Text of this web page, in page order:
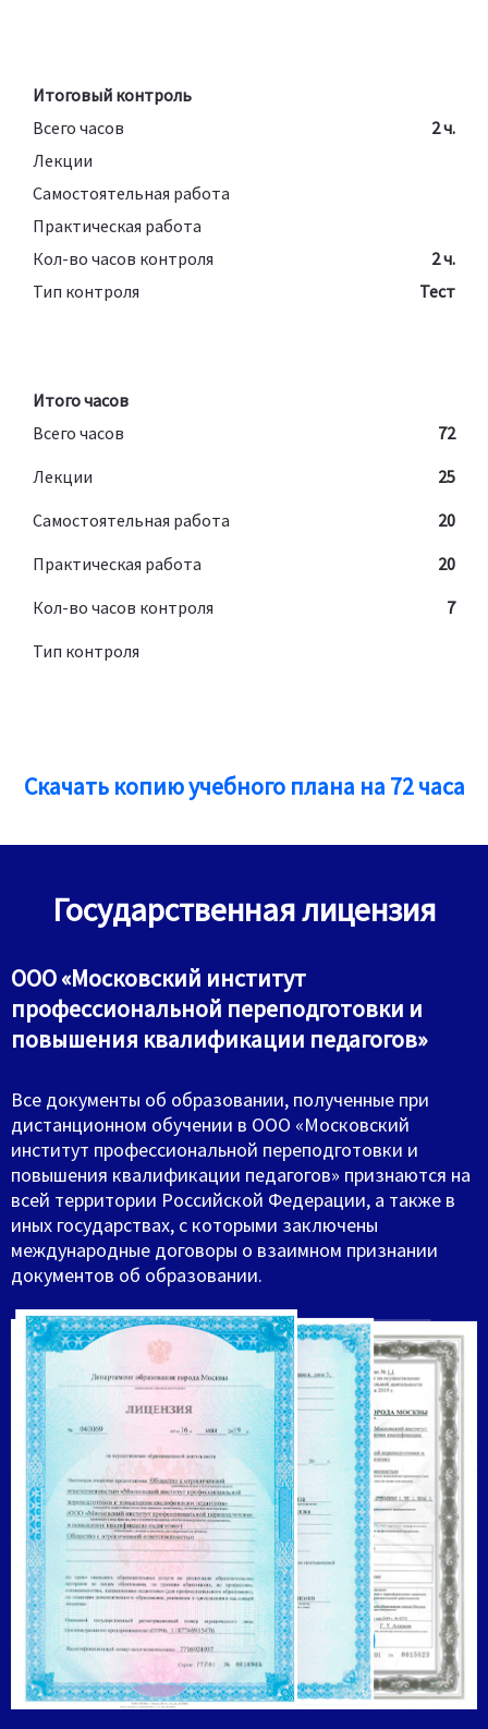
Итоговый контроль
Всего часов
2 ч.
Лекции
Самостоятельная работа
Практическая работа
Кол-во часов контроля
2 ч.
Тип контроля
Тест
Итого часов
Всего часов
72
Лекции
25
Самостоятельная работа
20
Практическая работа
20
Кол-во часов контроля
7
Тип контроля
Скачать копию учебного плана на 72 часа
Государственная лицензия
ООО «Московский институт
профессиональной переподготовки и
повышения квалификации педагогов»
Все документы об образовании, полученные при
дистанционном обучении в ООО «Московский
институт профессиональной переподготовки и
повышения квалификации педагогов» признаются на
всей территории Российской Федерации, а также в
иных государствах, с которыми заключены
международные договоры о взаимном признании
документов об образовании.